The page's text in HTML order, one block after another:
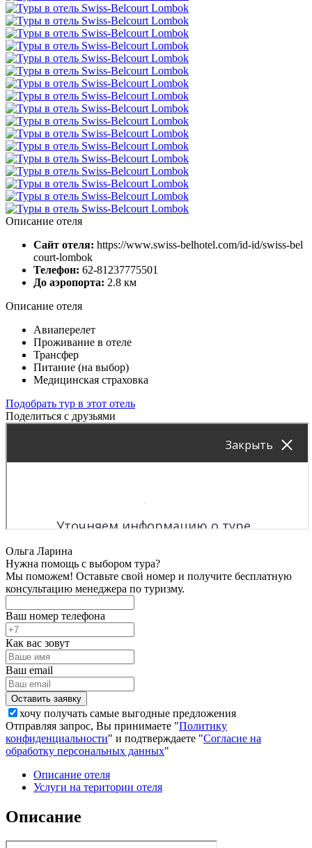
Описание отеля
Сайт отеля: https://www.swiss-belhotel.com/id-id/swiss-bel
court-lombok
Телефон: 62-81237775501
До аэропорта: 2.8 км
Описание отеля
Авиаперелет
Проживание в отеле
Трансфер
Питание (на выбор)
Медицинская страховка
Подобрать тур в этот отель
Поделиться с друзьями
Ольга Ларина
Нужна помощь с выбором тура?
Мы поможем! Оставьте свой номер и получите бесплатную
консультацию менеджера по туризму.
Ваш номер телефона
Как вас зовут
Ваш email
хочу получать самые выгодные предложения
Отправляя запрос, Вы принимаете "Политику
конфиденциальности" и подтверждаете "Согласие на
обработку персональных данных"
Описание отеля
Услуги на територии отеля
Описание